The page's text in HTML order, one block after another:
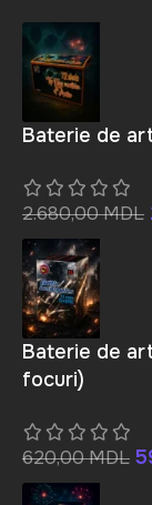
Baterie de
2.680,00MDL
Baterie de
focuri)
620,00MDL